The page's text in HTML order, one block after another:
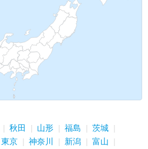
秋田 山形 福島
茨城
東京 神奈川 新潟
富山